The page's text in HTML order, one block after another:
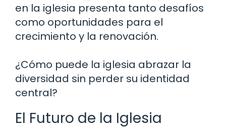
en la iglesia presenta tanto desafíos
como oportunidades para el
crecimiento y la renovación.
¿Cómo puede la iglesia abrazar la
diversidad sin perder su identidad
central?
El Futuro de la Iglesia